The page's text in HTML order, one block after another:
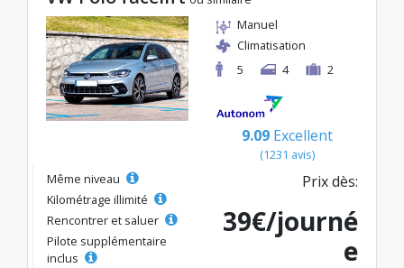
Manuel
Climatisation
5
4 2
9.09 Excellent
(1231 avis)
Même niveau
Kilométrage illimité
Rencontrer et saluer
Pilote supplémentaire
inclus
Prix dès:
39€/journé
e